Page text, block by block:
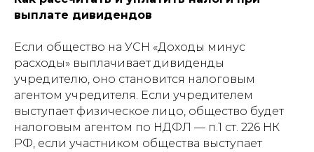
выплате дивидендов
Если общество на УСН «Доходы минус
расходы» выплачивает дивиденды
учредителю, оно становится налоговым
агентом учредителя. Если учредителем
выступает физическое лицо, общество будет
налоговым агентом по НДФЛ — п.1 ст. 226 НК
РФ, если участником общества выступает